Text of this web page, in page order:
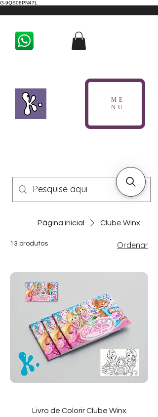
G-9QS08PN47L
ME
NU
Página inicial Clube Winx
13 produtos Ordenar
Livro de Colorir Clube Winx